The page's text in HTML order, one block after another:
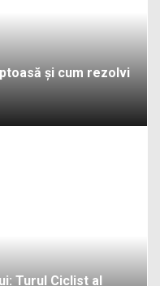
și cum rezolvi
Turul Ciclist al